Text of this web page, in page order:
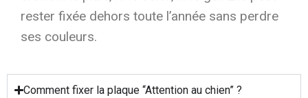
rester fixée dehors toute l’année sans perdre
ses couleurs.
Comment fixer la plaque “Attention au chien” ?